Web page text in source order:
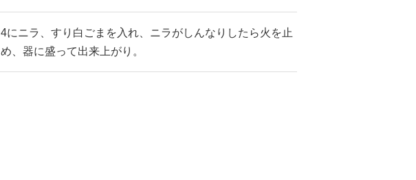
4にニラ、すり白ごまを入れ、ニラがしんなりしたら火を止
め、器に盛って出来上がり。